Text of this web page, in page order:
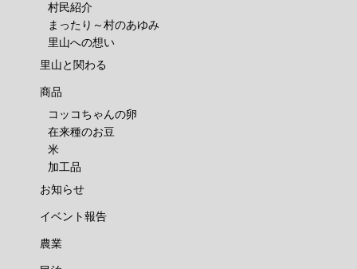
村民紹介
まったり～村のあゆみ
里山への想い
里山と関わる
商品
コッコちゃんの卵
在来種のお豆
米
加工品
お知らせ
イベント報告
農業